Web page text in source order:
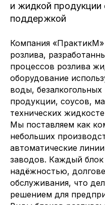
и жидкой продукции
поддержкой
Компания «ПрактикМ»
розлива,
процессов розлива
оборудование
воды,
продукции, соусов,
технических
Мы поставляем как
небольших
автоматические
заводов. Каждый блок
надёжностью,
обслуживания, что
решением для